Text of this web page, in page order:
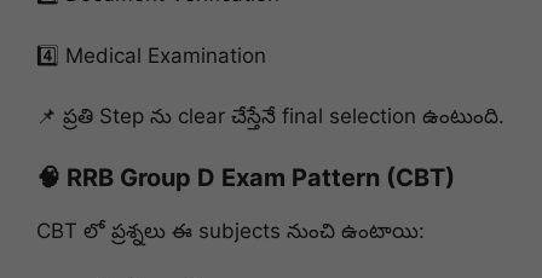
4️⃣ Medical Examination
📌 ప్రతి Step ను clear చేస్తేనే final selection ఉంటుంది.
🧠 RRB Group D Exam Pattern (CBT)
CBT లో ప్రశ్నలు ఈ subjects నుంచి ఉంటాయి: